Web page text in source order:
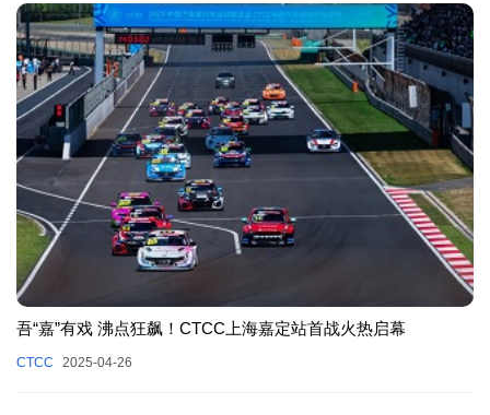
吾“嘉”有戏 沸点狂飙！CTCC上海嘉定站首战火热启幕
CTCC 2025-04-26